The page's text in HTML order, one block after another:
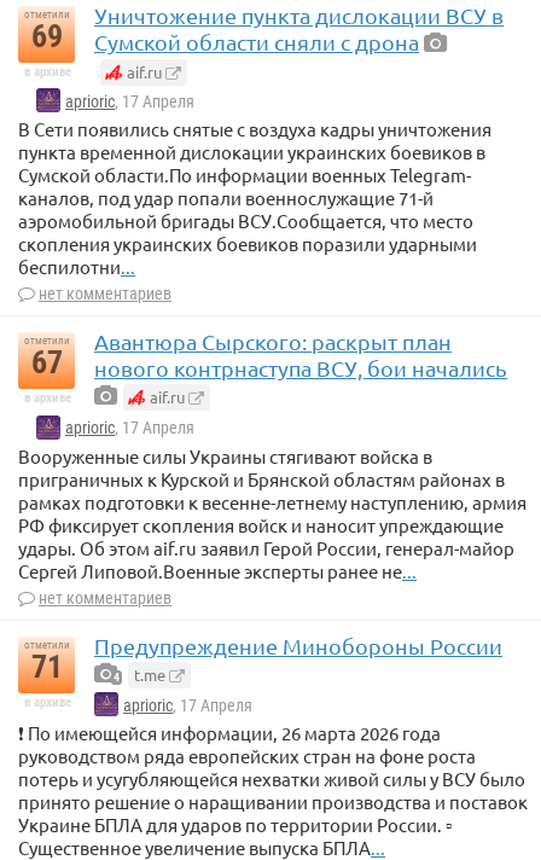
отметили
69
в архиве
Уничтожение пункта дислокации ВСУ в
Сумской области сняли с дрона
aif.ru
aprioric, 17 Апреля
В Сети появились снятые с воздуха кадры уничтожения
пункта временной дислокации украинских боевиков в
Сумской области.По информации военных Telegram-
каналов, под удар попали военнослужащие 71-й
аэромобильной бригады ВСУ.Сообщается, что место
скопления украинских боевиков поразили ударными
беспилотни...
нет комментариев
отметили
67
в архиве
Авантюра Сырского: раскрыт план
нового контрнаступа ВСУ, бои начались
aif.ru
aprioric, 17 Апреля
Вооруженные силы Украины стягивают войска в
приграничных к Курской и Брянской областям районах в
рамках подготовки к весенне-летнему наступлению, армия
РФ фиксирует скопления войск и наносит упреждающие
удары. Об этом aif.ru заявил Герой России, генерал-майор
Сергей Липовой.Военные эксперты ранее не
нет комментариев
отметили
71
в архиве
Предупреждение Минобороны России
4 t.me
aprioric, 17 Апреля
❗️ По имеющейся информации, 26 марта 2026 года
руководством ряда европейских стран на фоне роста
потерь и усугубляющейся нехватки живой силы у ВСУ было
принято решение о наращивании производства и поставок
Украине БПЛА для ударов по территории России. ▫️
Существенное увеличение выпуска БПЛА